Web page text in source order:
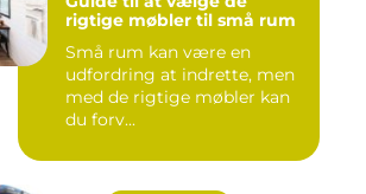
rigtige møbler til små rum
Små rum kan være en
udfordring at indrette, men
med de rigtige møbler kan
du forv...